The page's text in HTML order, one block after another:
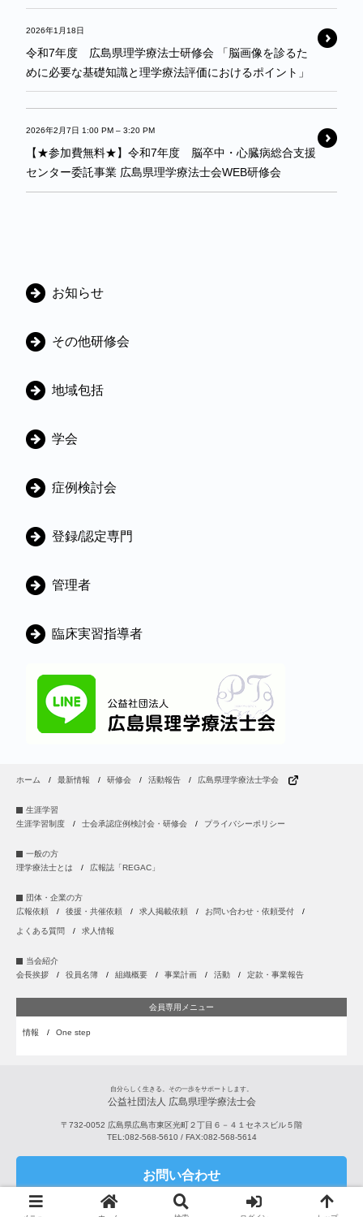
2026年1月18日
令和7年度 広島県理学療法士研修会 「脳画像を診るた
めに必要な基礎知識と理学療法評価におけるポイント」
2026年2月7日 1:00 PM – 3:20 PM
【★参加費無料★】令和7年度 脳卒中・心臓病総合支援
センター委託事業 広島県理学療法士会WEB研修会
カ
ゴ
お知らせ
その他研修会
地域包括
学会
症例検討会
登録/認定専門
管理者
臨床実習指導者
ホーム 最新情報 研修会 活動報告 広島県理学療法士学会
生涯学習
生涯学習制度
士会承認症例検討会・研修会 プライバシーポリシー
一般の方
理学療法士とは
広報誌「REGAC」
団体・企業の方
広報依頼
後援・共催依頼 求人掲載依頼 お問い合わせ・依頼受付
よくある質問 求人情報
当会紹介
会長挨拶
役員名簿 組織概要 事業計画 活動 定款・事業報告
会員専用メニュー
情報 One step
自分らしく生きる。その一歩をサポートします。
公益社団法人 広島県理学療法士会
〒732-0052 広島県広島市東区光町２丁目６－４１セネスビル５階
TEL:082-568-5610/ FAX:082-568-5614
お問い合わせ
Copyright © 2001-2026 公益社団法人 広島県理学療法士会 All Rights Reserved.